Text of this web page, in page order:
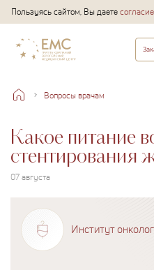
Пользуясь сайтом, Вы даете
Вопросы врачам
Какое питание
стентирования
07 августа
Институт